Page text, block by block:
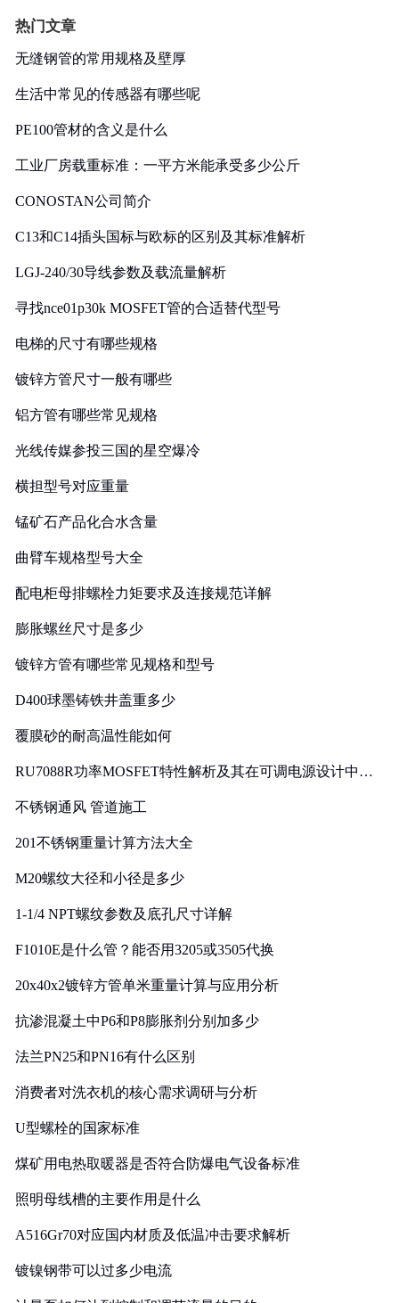
热门文章
无缝钢管的常用规格及壁厚
生活中常见的传感器有哪些呢
PE100管材的含义是什么
工业厂房载重标准：一平方米能承受多少公斤
CONOSTAN公司简介
C13和C14插头国标与欧标的区别及其标准解析
LGJ-240/30导线参数及载流量解析
寻找nce01p30k MOSFET管的合适替代型号
电梯的尺寸有哪些规格
镀锌方管尺寸一般有哪些
铝方管有哪些常见规格
光线传媒参投三国的星空爆冷
横担型号对应重量
锰矿石产品化合水含量
曲臂车规格型号大全
配电柜母排螺栓力矩要求及连接规范详解
膨胀螺丝尺寸是多少
镀锌方管有哪些常见规格和型号
D400球墨铸铁井盖重多少
覆膜砂的耐高温性能如何
RU7088R功率MOSFET特性解析及其在可调电源设计中的
不锈钢通风 管道施工
201不锈钢重量计算方法大全
M20螺纹大径和小径是多少
1-1/4 NPT螺纹参数及底孔尺寸详解
F1010E是什么管？能否用3205或3505代换
20x40x2镀锌方管单米重量计算与应用分析
抗渗混凝土中P6和P8膨胀剂分别加多少
法兰PN25和PN16有什么区别
消费者对洗衣机的核心需求调研与分析
U型螺栓的国家标准
煤矿用电热取暖器是否符合防爆电气设备标准
照明母线槽的主要作用是什么
A516Gr70对应国内材质及低温冲击要求解析
镀镍钢带可以过多少电流